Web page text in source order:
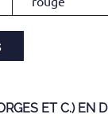
ET C.)EN